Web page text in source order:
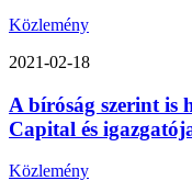
Közlemény
2021-02-18
A bíróság szerint is
Capital és
Közlemény